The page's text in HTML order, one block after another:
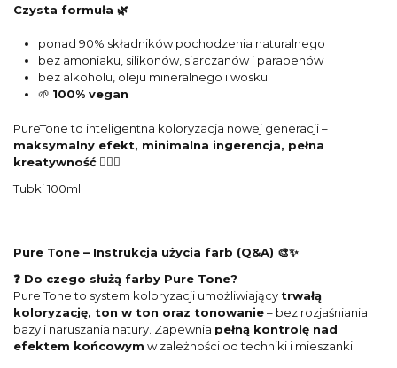
Czysta formuła 🌿
ponad 90% składników pochodzenia naturalnego
bez amoniaku, silikonów, siarczanów i parabenów
bez alkoholu, oleju mineralnego i wosku
🌱 100% vegan
PureTone to inteligentna koloryzacja nowej generacji –
maksymalny efekt, minimalna ingerencja, pełna
kreatywność 💇‍♀️✨
Tubki 100ml
Pure Tone – Instrukcja użycia farb (Q&A) 🎨✨
❓ Do czego służą farby Pure Tone?
Pure Tone to system koloryzacji umożliwiający trwałą
koloryzację, ton w ton oraz tonowanie– bez rozjaśniania
bazy i naruszania natury. Zapewnia pełną kontrolę nad
efektem końcowym w zależności od techniki i mieszanki.